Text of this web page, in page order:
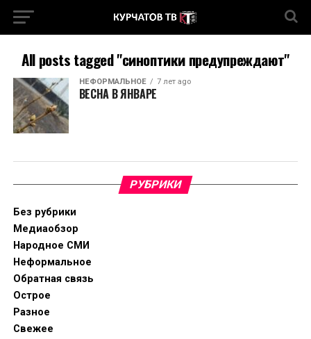
All posts tagged "синоптики предупреждают"
НЕФОРМАЛЬНОЕ 7 лет ago
ВЕСНА В ЯНВАРЕ
РУБРИКИ
Без рубрики
Медиаобзор
Народное СМИ
Неформальное
Обратная связь
Острое
Разное
Свежее